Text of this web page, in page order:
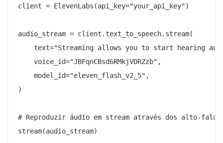
client = ElevenLabs(api_key="your_api_key")
audio_stream = client.text_to_speech.stream(
text="Streaming allows you to start hearing
    voice_id="JBFqnCBsd6RMkjVDRZzb",
    model_id="eleven_flash_v2_5",
)
# Reproduzir áudio em stream através dos alto-